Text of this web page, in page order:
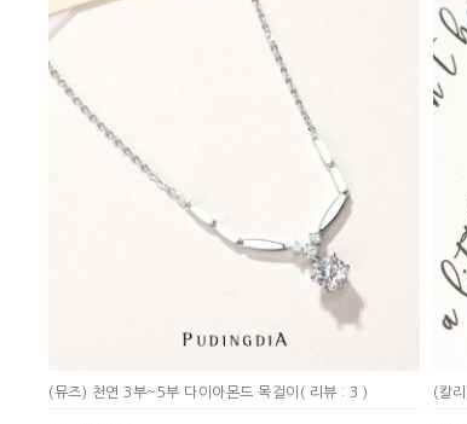
(뮤즈) 천연 3부~5부 다이아몬드 목걸이 ( 리뷰 : 3 ) (칼